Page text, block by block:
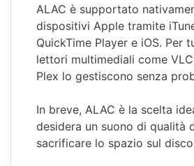
ALAC è supportato
dispositivi Apple tramite
QuickTime Player e iOS. Per
lettori multimediali come
Plex lo gestiscono senza
In breve, ALAC è la scelta
desidera un suono di qualità
sacrificare lo spazio sul